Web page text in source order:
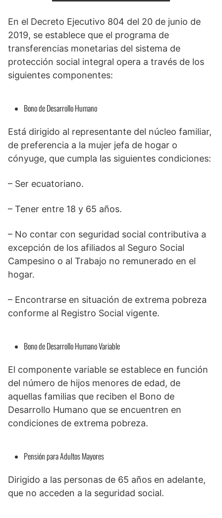
En el Decreto Ejecutivo 804 del 20 de junio de
2019, se establece que el programa de
transferencias monetarias del sistema de
protección social integral opera a través de los
siguientes componentes:
Bono de Desarrollo Humano
Está dirigido al representante del núcleo familiar,
de preferencia a la mujer jefa de hogar o
cónyuge, que cumpla las siguientes condiciones:
– Ser ecuatoriano.
– Tener entre 18 y 65 años.
– No contar con seguridad social contributiva a
excepción de los afiliados al Seguro Social
Campesino o al Trabajo no remunerado en el
hogar.
– Encontrarse en situación de extrema pobreza
conforme al Registro Social vigente.
Bono de Desarrollo Humano Variable
El componente variable se establece en función
del número de hijos menores de edad, de
aquellas familias que reciben el Bono de
Desarrollo Humano que se encuentren en
condiciones de extrema pobreza.
Pensión para Adultos Mayores
Dirigido a las personas de 65 años en adelante,
que no acceden a la seguridad social.